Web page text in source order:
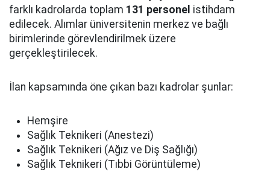
farklı kadrolarda toplam 131 personel istihdam
edilecek. Alımlar üniversitenin merkez ve bağlı
birimlerinde görevlendirilmek üzere
gerçekleştirilecek.
İlan kapsamında öne çıkan bazı kadrolar şunlar:
Hemşire
Sağlık Teknikeri (Anestezi)
Sağlık Teknikeri (Ağız ve Diş Sağlığı)
Sağlık Teknikeri (Tıbbi Görüntüleme)